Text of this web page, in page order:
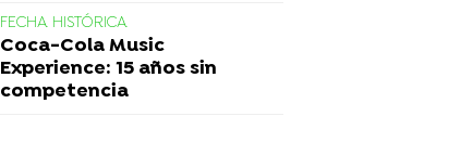
FECHA HISTÓRICA
Coca-Cola Music
Experience: 15 años sin
competencia